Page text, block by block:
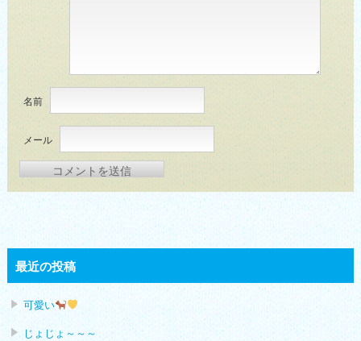
名前
メール
最近の投稿
可愛い
じょじょ～～～